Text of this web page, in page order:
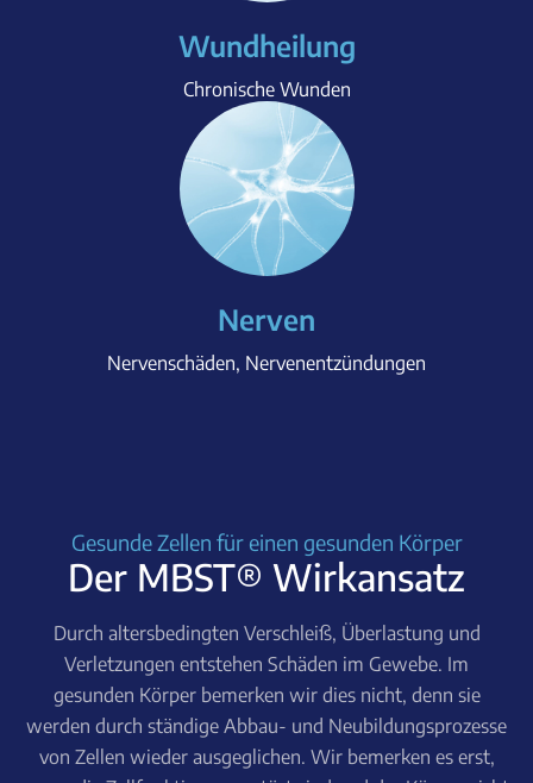
Wundheilung
Chronische Wunden
Nerven
Nervenschäden, Nervenentzündungen
Gesunde Zellen für einen gesunden Körper
Der MBST® Wirkansatz
Durch altersbedingten Verschleiß, Überlastung und
Verletzungen entstehen Schäden im Gewebe. Im
gesunden Körper bemerken wir dies nicht, denn sie
werden durch ständige Abbau- und Neubildungsprozesse
von Zellen wieder ausgeglichen. Wir bemerken es erst,